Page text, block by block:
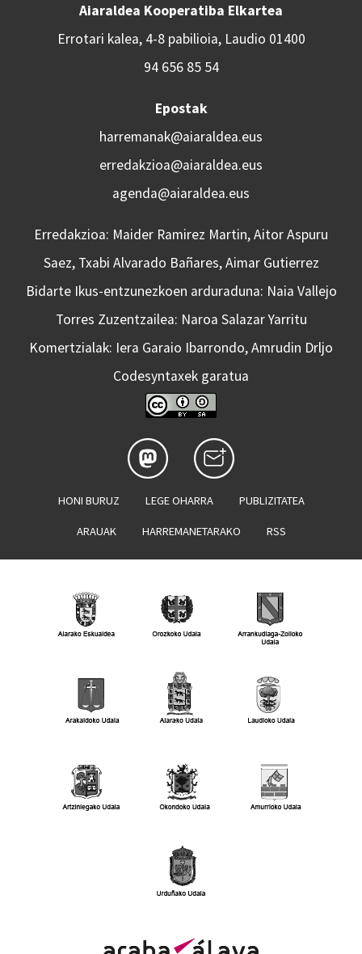
Aiaraldea Kooperatiba Elkartea
Errotari kalea, 4-8 pabilioia, Laudio 01400
94 656 85 54
Epostak
harremanak@aiaraldea.eus
erredakzioa@aiaraldea.eus
agenda@aiaraldea.eus
Erredakzioa: Maider Ramirez Martin, Aitor Aspuru
Saez, Txabi Alvarado Bañares, Aimar Gutierrez
Bidarte Ikus-entzunezkoen arduraduna: Naia Vallejo
Torres Zuzentzailea: Naroa Salazar Yarritu
Komertzialak: Iera Garaio Ibarrondo, Amrudin Drljo
Codesyntaxek garatua
HONI BURUZ LEGE OHARRA PUBLIZITATEA
ARAUAK HARREMANETARAKO RSS